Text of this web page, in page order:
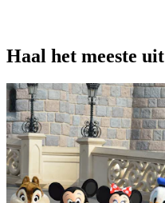
Haal het meeste